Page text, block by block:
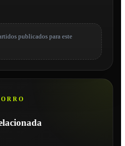
publicados para este